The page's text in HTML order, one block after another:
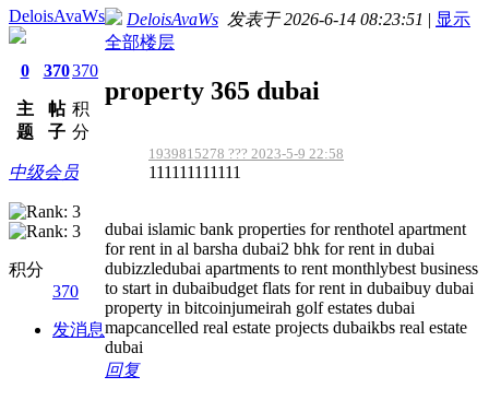
DeloisAvaWs
0
主
题
370
帖
子
370
积
分
中级会员
积分
370
发消息
DeloisAvaWs 发表于 2026-6-14 08:23:51 | 显示
全部楼层
property 365 dubai
1939815278 ??? 2023-5-9 22:58
111111111111
dubai islamic bank properties for renthotel apartment
for rent in al barsha dubai2 bhk for rent in dubai
dubizzledubai apartments to rent monthlybest business
to start in dubaibudget flats for rent in dubaibuy dubai
property in bitcoinjumeirah golf estates dubai
mapcancelled real estate projects dubaikbs real estate
dubai
回复